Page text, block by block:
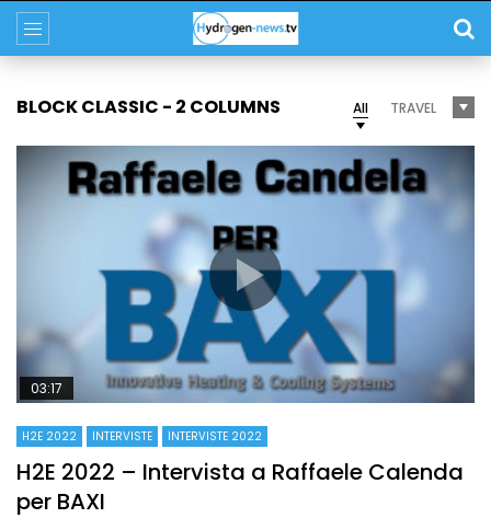
BLOCK CLASSIC - 2 COLUMNS All TRAVEL
03:17
H2E 2022 INTERVISTE INTERVISTE 2022
H2E 2022 – Intervista a Raffaele Calenda
per BAXI